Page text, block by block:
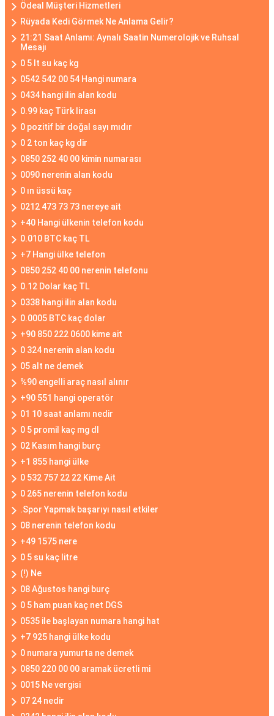
Ödeal Müşteri Hizmetleri
Rüyada Kedi Görmek Ne Anlama Gelir?
21:21 Saat Anlamı: Aynalı Saatin Numerolojik ve Ruhsal
Mesajı
0 5 lt su kaç kg
0542 542 00 54 Hangi numara
0434 hangi ilin alan kodu
0.99 kaç Türk lirası
0 pozitif bir doğal sayı mıdır
0 2 ton kaç kg dir
0850 252 40 00 kimin numarası
0090 nerenin alan kodu
0 ın üssü kaç
0212 473 73 73 nereye ait
+40 Hangi ülkenin telefon kodu
0.010 BTC kaç TL
+7 Hangi ülke telefon
0850 252 40 00 nerenin telefonu
0.12 Dolar kaç TL
0338 hangi ilin alan kodu
0.0005 BTC kaç dolar
+90 850 222 0600 kime ait
0 324 nerenin alan kodu
05 alt ne demek
%90 engelli araç nasıl alınır
+90 551 hangi operatör
01 10 saat anlamı nedir
0 5 promil kaç mg dl
02 Kasım hangi burç
+1 855 hangi ülke
0 532 757 22 22 Kime Ait
0 265 nerenin telefon kodu
.Spor Yapmak başarıyı nasıl etkiler
08 nerenin telefon kodu
+49 1575 nere
0 5 su kaç litre
(!) Ne
08 Ağustos hangi burç
0 5 ham puan kaç net DGS
0535 ile başlayan numara hangi hat
+7 925 hangi ülke kodu
0 numara yumurta ne demek
0850 220 00 00 aramak ücretli mi
0015 Ne vergisi
07 24 nedir